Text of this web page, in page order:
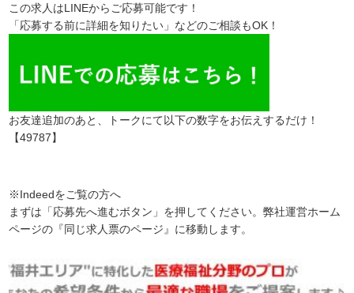
この求人はLINEからご応募可能です！
「応募する前に詳細を知りたい」などのご相談もOK！
お友達追加のあと、トークにて以下の数字をお伝えするだけ！
【49787】
※Indeedをご覧の方へ
まずは「応募先へ進むボタン」を押してください。弊社運営ホーム
ページの『同じ求人票のページ』に移動します。